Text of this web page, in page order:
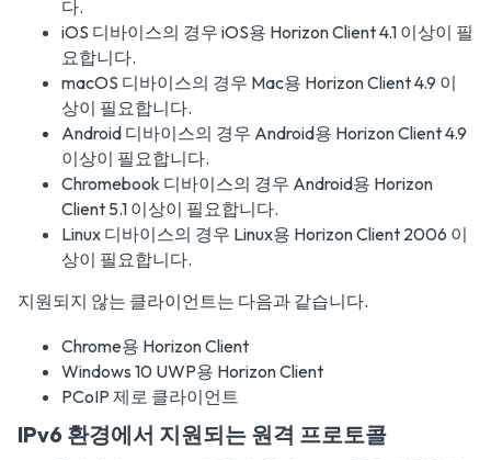
다.
iOS 디바이스의 경우 iOS용 Horizon Client 4.1 이상이 필
요합니다.
macOS 디바이스의 경우 Mac용 Horizon Client 4.9 이
상이 필요합니다.
Android 디바이스의 경우 Android용 Horizon Client 4.9
이상이 필요합니다.
Chromebook 디바이스의 경우 Android용 Horizon
Client 5.1 이상이 필요합니다.
Linux 디바이스의 경우 Linux용 Horizon Client 2006 이
상이 필요합니다.
지원되지 않는 클라이언트는 다음과 같습니다.
Chrome용 Horizon Client
Windows 10 UWP용 Horizon Client
PCoIP 제로 클라이언트
IPv6 환경에서 지원되는 원격 프로토콜